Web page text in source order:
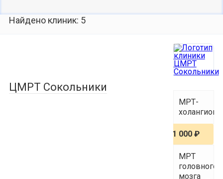
Найдено клиник: 5
ЦМРТ Сокольники
МРТ-
1 000 ₽
МРТ
головного
мозга